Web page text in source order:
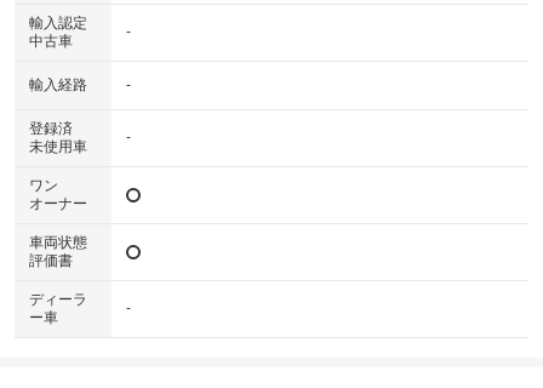
輸入認定
中古車
-
輸入経路 -
登録済
未使用車
-
ワン
オーナー
車両状態
評価書
ディーラ
ー車
-